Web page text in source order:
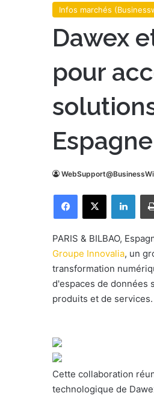
Infos marchés
Dawex
pour
Espagne
PARIS & BILBAO,
Groupe Innovalia, un
transformation
d'espaces de données
produits et de services.
Cette collaboration
technologique de